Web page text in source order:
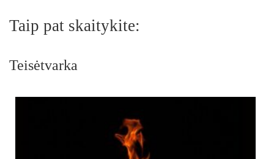
Taip pat skaitykite:
Teisėtvarka